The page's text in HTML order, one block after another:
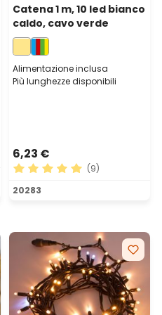
5 stelle
Catena 1 m, 10 led bianco
caldo, cavo verde
Alimentazione inclusa
Più lunghezze disponibili
6,23 €
Valutazione media di 5 su
(9)
20283